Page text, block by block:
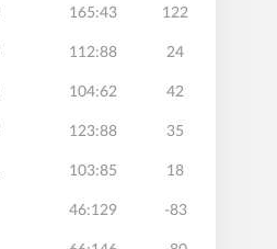
165:43 122
112:88 24
104:62 42
123:88 35
103:85 18
46:129 -83